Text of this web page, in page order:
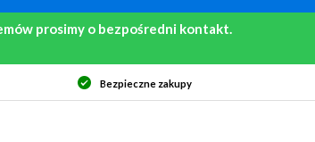
prosimy o bezpośredni kontakt.
Szybka dostawa